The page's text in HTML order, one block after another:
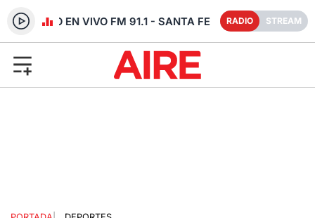
RADIO EN VIVO FM 91.1 - SANTA FE RADIO STREAM